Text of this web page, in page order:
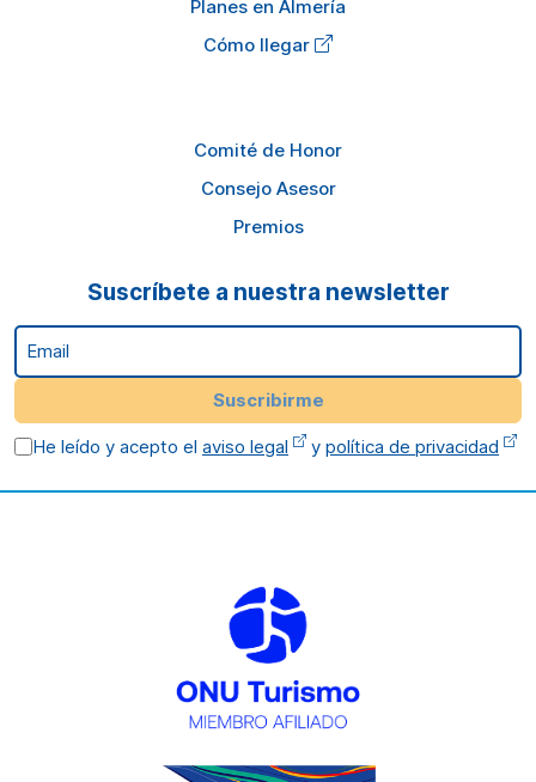
Planes en Almería
Cómo llegar
Comité de Honor
Consejo Asesor
Premios
Suscríbete a nuestra newsletter
Email
Suscribirme
He leído y acepto elaviso legal ypolítica de privacidad